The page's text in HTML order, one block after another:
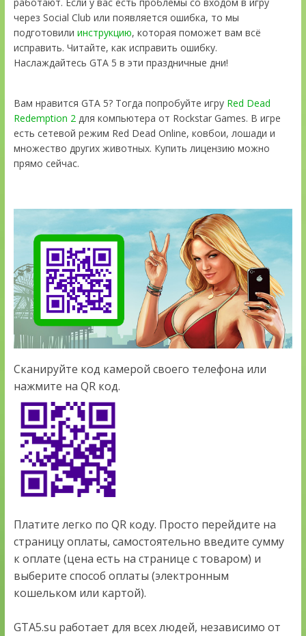
через Social Club или появляется ошибка, то мы
подготовили инструкцию, которая поможет вам всё
исправить. Читайте, как исправить ошибку.
Наслаждайтесь GTA 5 в эти праздничные дни!
Вам нравится GTA 5? Тогда попробуйте игру Red Dead
Redemption 2для компьютера от Rockstar Games. В игре
есть сетевой режим Red Dead Online, ковбои, лошади и
множество других животных. Купить лицензию можно
прямо сейчас.
Сканируйте код камерой своего телефона или
нажмите на QR код.
Платите легко по QR коду. Просто перейдите на
страницу оплаты, самостоятельно введите сумму
к оплате (цена есть на странице с товаром) и
выберите способ оплаты (электронным
кошельком или картой).
GTA5.su работает для всех людей, независимо от